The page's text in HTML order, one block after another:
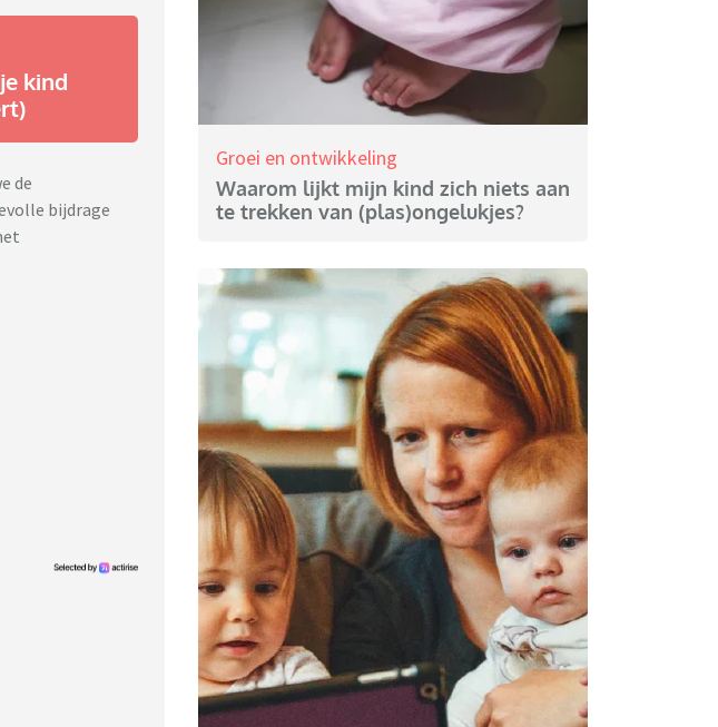
kind
de
bijdrage
Groei en ontwikkeling
Waarom lijkt mijn kind zich niets aan
te trekken van (plas)ongelukjes?